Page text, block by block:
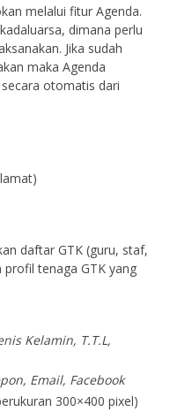
melalui fitur Agenda.
dimana perlu
Jika sudah
maka Agenda
otomatis dari
daftar GTK (guru, staf,
profil tenaga GTK yang
Kelamin, T.T.L,
Email, Facebook
300×400 pixel)